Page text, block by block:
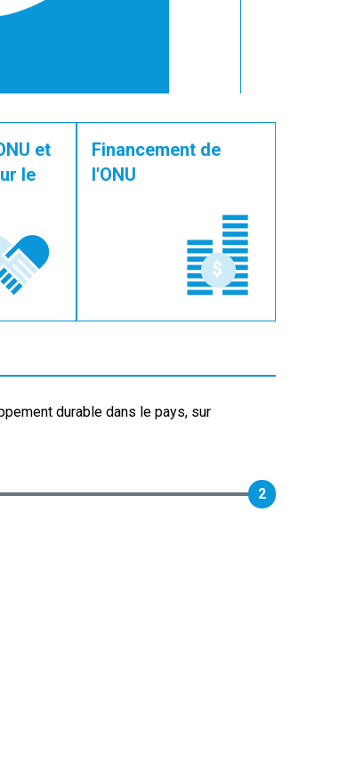
et
le
Financement de
l'ONU
durable dans le pays, sur
2